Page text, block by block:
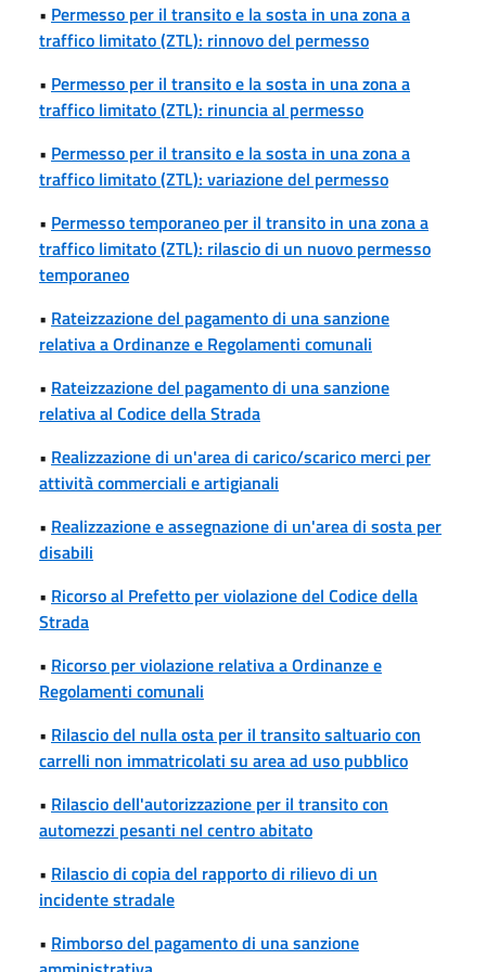
• Permesso per il transito e la sosta in una zona a
traffico limitato (ZTL): rinnovo del permesso
• Permesso per il transito e la sosta in una zona a
traffico limitato (ZTL): rinuncia al permesso
• Permesso per il transito e la sosta in una zona a
traffico limitato (ZTL): variazione del permesso
• Permesso temporaneo per il transito in una zona a
traffico limitato (ZTL): rilascio di un nuovo permesso
temporaneo
• Rateizzazione del pagamento di una sanzione
relativa a Ordinanze e Regolamenti comunali
• Rateizzazione del pagamento di una sanzione
relativa al Codice della Strada
• Realizzazione di un'area di carico/scarico merci per
attività commerciali e artigianali
• Realizzazione e assegnazione di un'area di sosta per
disabili
• Ricorso al Prefetto per violazione del Codice della
Strada
• Ricorso per violazione relativa a Ordinanze e
Regolamenti comunali
• Rilascio del nulla osta per il transito saltuario con
carrelli non immatricolati su area ad uso pubblico
• Rilascio dell'autorizzazione per il transito con
automezzi pesanti nel centro abitato
• Rilascio di copia del rapporto di rilievo di un
incidente stradale
• Rimborso del pagamento di una sanzione